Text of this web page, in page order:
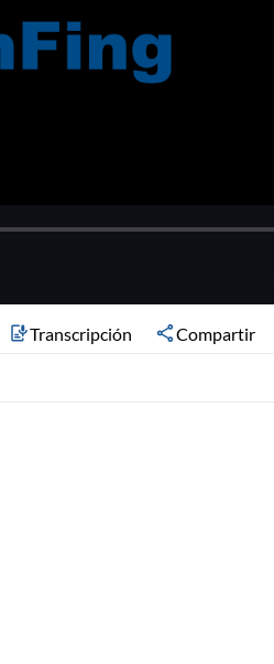
Transcripción Compartir